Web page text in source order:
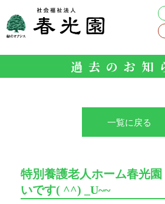
過去のお知
一覧に戻る
特別養護老人ホーム春光
いです( ^^) _U~~